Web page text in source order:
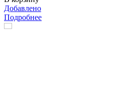
Добавлено
Подробнее